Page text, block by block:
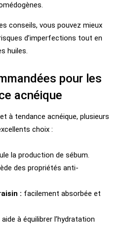
conseils, vous pouvez mieux
d’imperfections tout en
huiles.
pour les
acnéique
à tendance acnéique, plusieurs
choix :
la production de sébum.
des propriétés anti-
: facilement absorbée et
aide à équilibrer l’hydratation